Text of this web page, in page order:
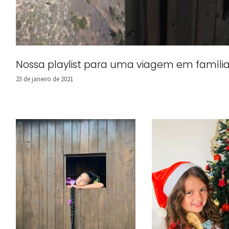
Nossa playlist para uma viagem em
23 de janeiro de 2021